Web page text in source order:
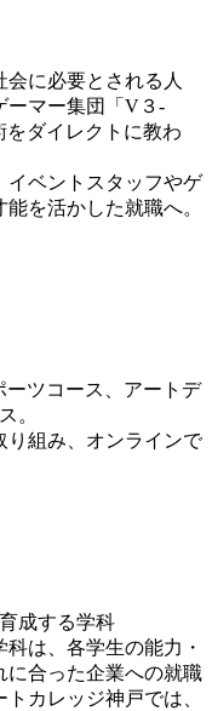
会に必要とされる人
ーマー集団「V３-
をダイレクトに教わ
イベントスタッフやゲ
を活かした就職へ。
ツコース、アートデ
。
り組み、オンラインで
成する学科
は、各学生の能力・
に合った企業への就職
カレッジ神戸では、